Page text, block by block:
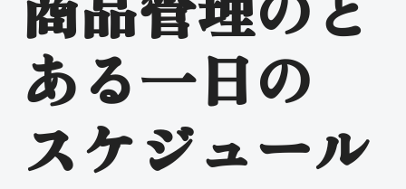
ある一日の
スケジュール